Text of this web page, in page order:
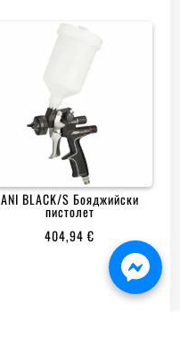
ANI BLACK/S Бояджийски
пистолет
404,94€